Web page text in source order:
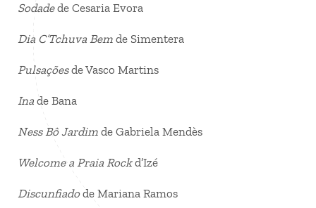
Sodadede Cesaria Evora
Dia C’Tchuva Bem de Simentera
Pulsaçõesde Vasco Martins
Ina de Bana
Ness Bô Jardim de Gabriela Mendès
Welcome a Praia Rockd’Izé
Discunfiadode Mariana Ramos